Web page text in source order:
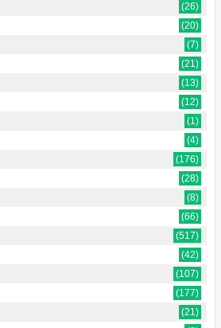
(26)
(20)
(7)
(21)
(13)
(12)
(1)
(4)
(176)
(28)
(8)
(66)
(517)
(42)
(107)
(177)
(21)